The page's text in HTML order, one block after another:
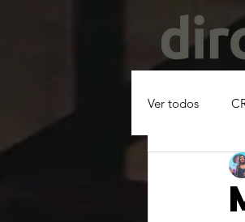
Ver todos
MODELO